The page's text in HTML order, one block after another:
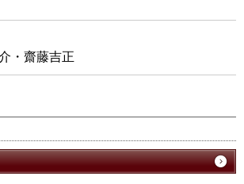
・齋藤吉正